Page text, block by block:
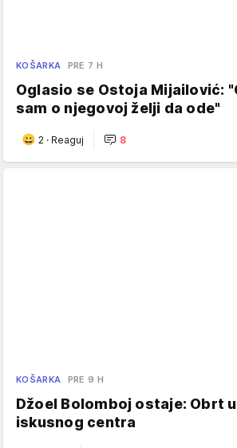
KOŠARKA PRE 7 H
Oglasio se Ostoja Mijailović:
sam o njegovoj želji da ode"
2 · Reaguj 8
KOŠARKA PRE 9 H
Džoel Bolomboj ostaje: Obrt
iskusnog centra